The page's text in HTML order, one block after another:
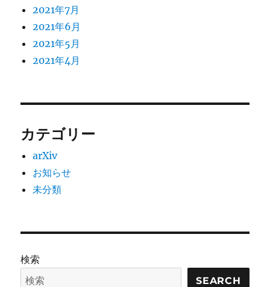
2021年7月
2021年6月
2021年5月
2021年4月
カテゴリー
arXiv
お知らせ
未分類
検索
SEARCH